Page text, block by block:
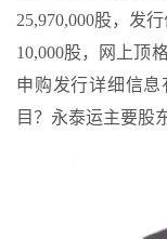
25,970,000股，发
10,000股，网上顶
申购发行详细信
目？永泰运主要股